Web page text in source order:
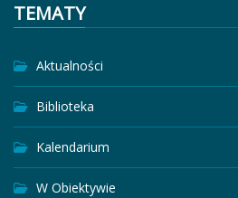
TEMATY
Aktualności
Biblioteka
Kalendarium
W Obiektywie